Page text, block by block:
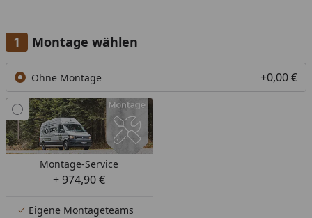
Montage wählen
Ohne Montage +0,00 €
Montage-Service
+ 974,90 €
Eigene Montageteams